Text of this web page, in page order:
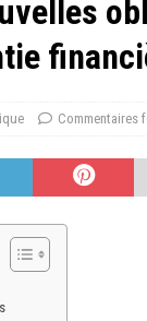
Commentaires